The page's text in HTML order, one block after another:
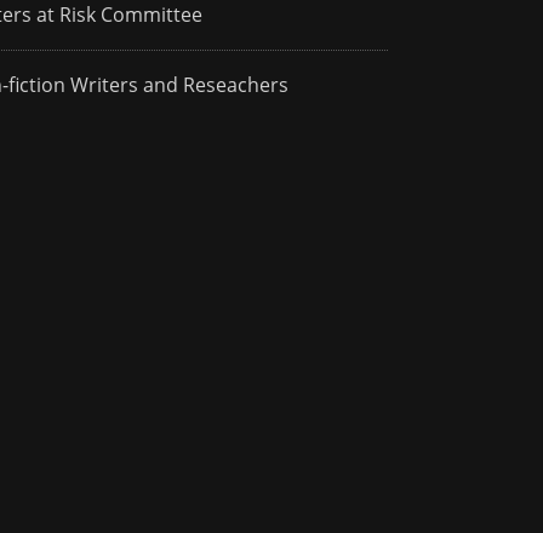
at Risk Committee
fiction Writers and Reseachers